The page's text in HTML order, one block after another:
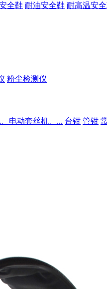
全鞋 耐油安全鞋 耐高温安
粉尘检测仪
电动套丝机、... 台钳 管钳